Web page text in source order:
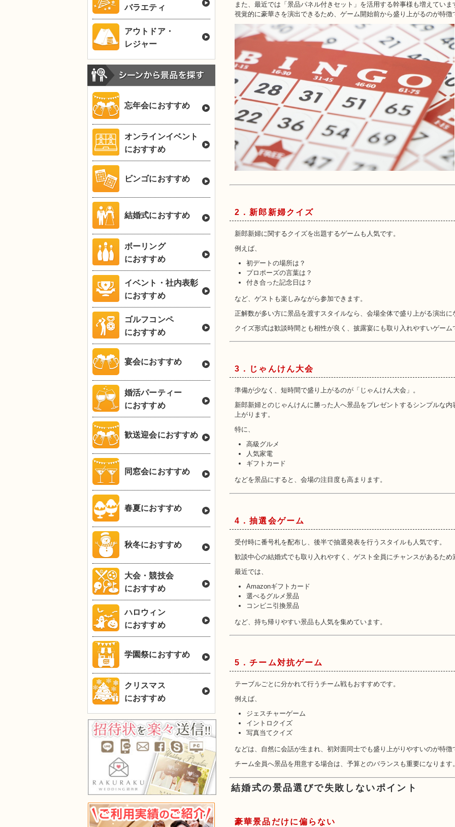
また、最近では「景品パネル付きセット」を活用する幹事様も増えていま
視覚的に豪華さを演出できるため、ゲーム開始前から盛り上がるのが特徴
2．新郎新婦クイズ
新郎新婦に関するクイズを出題するゲームも人気です。
例えば、
初デートの場所は？
プロポーズの言葉は？
付き合った記念日は？
など、ゲストも楽しみながら参加できます。
正解数が多い方に景品を渡すスタイルなら、会場全体で盛り上がる演出に
クイズ形式は歓談時間とも相性が良く、披露宴にも取り入れやすいゲーム
3．じゃんけん大会
準備が少なく、短時間で盛り上がるのが「じゃんけん大会」。
新郎新婦とのじゃんけんに勝った人へ景品をプレゼントするシンプルな
上がります。
特に、
高級グルメ
人気家電
ギフトカード
などを景品にすると、会場の注目度も高まります。
4．抽選会ゲーム
受付時に番号札を配布し、後半で抽選発表を行うスタイルも人気です。
歓談中心の結婚式でも取り入れやすく、ゲスト全員にチャンスがあるため
最近では、
Amazonギフトカード
選べるグルメ景品
コンビニ引換景品
など、持ち帰りやすい景品も人気を集めています。
5．チーム対抗ゲーム
テーブルごとに分かれて行うチーム戦もおすすめです。
例えば、
ジェスチャーゲーム
イントロクイズ
写真当てクイズ
などは、自然に会話が生まれ、初対面同士でも盛り上がりやすいのが特徴
チーム全員へ景品を用意する場合は、予算とのバランスも重要になります。
結婚式の景品選びで失敗しないポイント
豪華景品だけに偏らない
バラエティ
アウトドア・
レジャー
忘年会におすすめ
オンラインイベント
におすすめ
ビンゴにおすすめ
結婚式におすすめ
ボーリング
におすすめ
イベント・社内表彰
におすすめ
ゴルフコンペ
におすすめ
宴会におすすめ
婚活パーティー
におすすめ
歓送迎会におすすめ
同窓会におすすめ
春夏におすすめ
秋冬におすすめ
大会・競技会
におすすめ
ハロウィン
におすすめ
学園祭におすすめ
クリスマス
におすすめ